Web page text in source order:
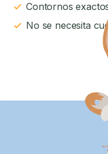
Contornos
No se necesita